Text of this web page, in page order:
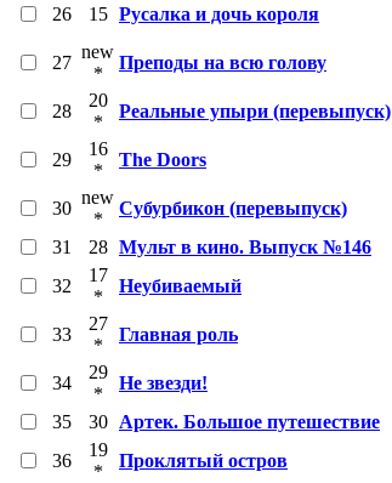
26
15 Русалка и дочь короля
27
new
*
Преподы на всю голову
28
20
*
Реальные упыри (перевыпуск)
29
16
*
The Doors
30
new
*
Субурбикон (перевыпуск)
31
28 Мульт в кино. Выпуск №146
32
17
*
Неубиваемый
33
27
*
Главная роль
34
29
*
Не звезди!
35
30 Артек. Большое путешествие
36
19
*
Проклятый остров